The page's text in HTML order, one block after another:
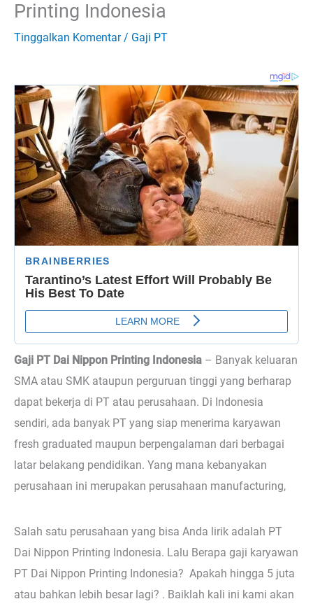
Printing Indonesia
Tinggalkan Komentar / Gaji PT
Gaji PT Dai Nippon Printing Indonesia – Banyak keluaran
SMA atau SMK ataupun perguruan tinggi yang berharap
dapat bekerja di PT atau perusahaan. Di Indonesia
sendiri, ada banyak PT yang siap menerima karyawan
fresh graduated maupun berpengalaman dari berbagai
latar belakang pendidikan. Yang mana kebanyakan
perusahaan ini merupakan perusahaan manufacturing,
Salah satu perusahaan yang bisa Anda lirik adalah PT
Dai Nippon Printing Indonesia. Lalu Berapa gaji karyawan
PT Dai Nippon Printing Indonesia? Apakah hingga 5 juta
atau bahkan lebih besar lagi? . Baiklah kali ini kami akan